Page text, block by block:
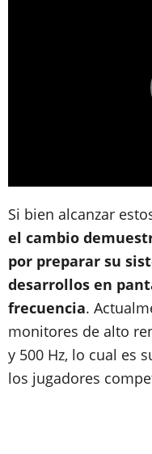
Si bien alcanzar
el cambio
por preparar su
desarrollos en
frecuencia.
monitores de alto
y 500 Hz, lo cual es
los jugadores